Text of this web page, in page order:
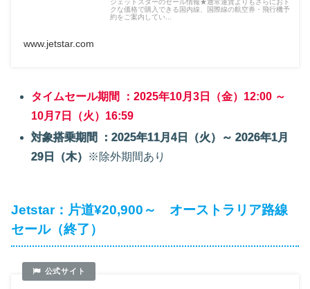
ジェットスターのセール情報★通常運賃よりもさらにおト
クな価格で購入できる国内線、国際線の航空券・飛行機予
約をご案内してい...
www.jetstar.com
タイムセール期間 ：2025年10月3日（金）12:00 ～
10月7日（火）16:59
対象搭乗期間 ：2025年11月4日（火）～ 2026年1月
29日（木）
※除外期間あり
Jetstar：片道¥20,900～ オーストラリア路線
セール（終了）